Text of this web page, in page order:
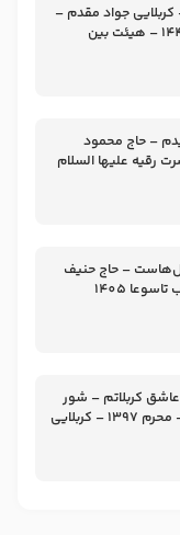
– کربلایی جواد مقدم –
شب هشتم محرم 1448 – هیئت بین
– حاج محمود
رقیه علیها السلام
– حاج حنیف
1405
کربلاتم – شور
زمینه – شب هفتم – محرم 1397 – کربلایی